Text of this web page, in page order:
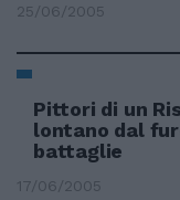
25/06/2005
Pittori di un
lontano dal
battaglie
17/06/2005